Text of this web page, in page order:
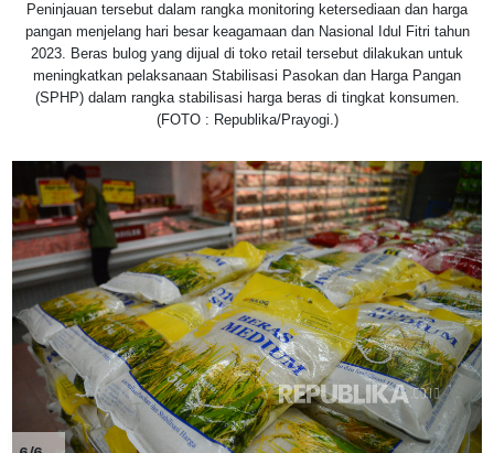
Peninjauan tersebut dalam rangka monitoring ketersediaan dan harga
pangan menjelang hari besar keagamaan dan Nasional Idul Fitri tahun
2023. Beras bulog yang dijual di toko retail tersebut dilakukan untuk
meningkatkan pelaksanaan Stabilisasi Pasokan dan Harga Pangan
(SPHP) dalam rangka stabilisasi harga beras di tingkat konsumen.
(FOTO : Republika/Prayogi.)